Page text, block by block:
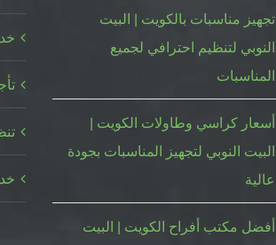
تجهيز مناسبات بالكويت | البيت
النوبي لتنظيم احترافي لجميع
المناسبات
أسعار كراسي وطاولات الكويت |
البيت النوبي لتجهيز المناسبات بجودة
عالية
أفضل مكتب أفراح الكويت | البيت